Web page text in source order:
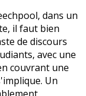
dans un
il faut bien
de discours
avec une
couvrant une
Un